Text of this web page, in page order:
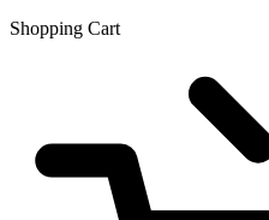
Shopping Cart